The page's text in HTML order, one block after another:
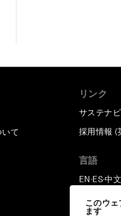
このウ
ます
て
リンク
サステナ
採用情報 (
言語
EN ▪ ES▪中